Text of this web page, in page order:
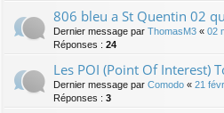
806 bleu a St Quentin 02
Dernier message par ThomasM3 « 02
Réponses : 24
Les POI (Point Of Interest)
Dernier message par Comodo « 21
Réponses : 3